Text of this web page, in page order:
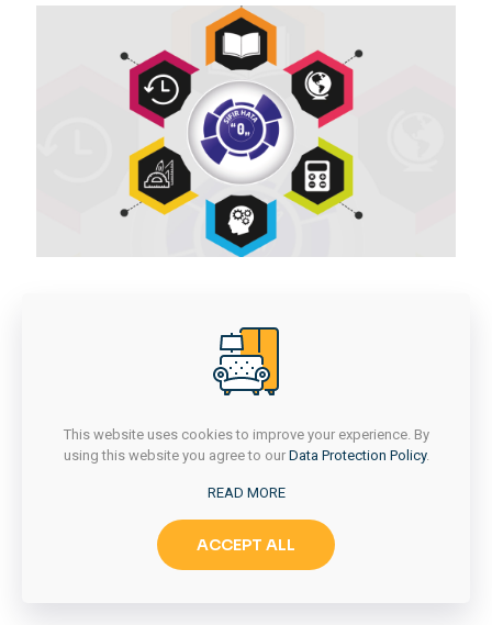
This website uses cookies to improve your experience. By
using this website you agree to our Data Protection Policy.
READ MORE
ACCEPT ALL